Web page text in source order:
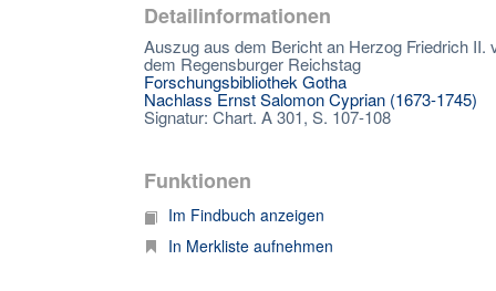
Detailinformationen
Auszug aus dem Bericht an Herzog Friedrich II.
dem Regensburger Reichstag
Forschungsbibliothek Gotha
Nachlass Ernst Salomon Cyprian (1673-1745)
Signatur: Chart. A 301, S. 107-108
Funktionen
Im Findbuch anzeigen
In Merkliste aufnehmen